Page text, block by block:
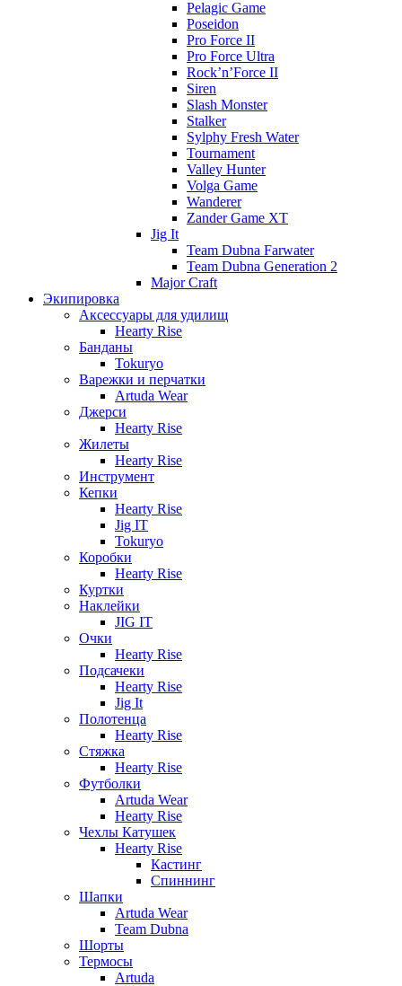
Pelagic Game
Poseidon
Pro Force II
Pro Force Ultra
Rock’n’Force II
Siren
Slash Monster
Stalker
Sylphy Fresh Water
Tournament
Valley Hunter
Volga Game
Wanderer
Zander Game XT
Jig It
Team Dubna Farwater
Team Dubna Generation 2
Major Craft
Экипировка
Аксессуары для удилищ
Hearty Rise
Банданы
Tokuryo
Варежки и перчатки
Artuda Wear
Джерси
Hearty Rise
Жилеты
Hearty Rise
Инструмент
Кепки
Hearty Rise
Jig IT
Tokuryo
Коробки
Hearty Rise
Куртки
Наклейки
JIG IT
Очки
Hearty Rise
Подсачеки
Hearty Rise
Jig It
Полотенца
Hearty Rise
Стяжка
Hearty Rise
Футболки
Artuda Wear
Hearty Rise
Чехлы Катушек
Hearty Rise
Кастинг
Спиннинг
Шапки
Artuda Wear
Team Dubna
Шорты
Термосы
Artuda